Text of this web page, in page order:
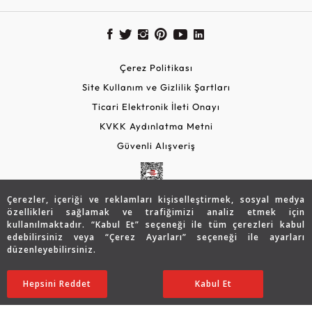
Çerezler, içeriği ve reklamları kişiselleştirmek, sosyal medya
özellikleri sağlamak ve trafiğimizi analiz etmek için
kullanılmaktadır. “Kabul Et” seçeneği ile tüm çerezleri kabul
edebilirsiniz veya “Çerez Ayarları” seçeneği ile ayarları
düzenleyebilirsiniz.
Ayarları Düzenle
Hepsini Reddet Kabul Et
26.940 TL
18.892TL SATIN ALIN
Çerez Politikası
Site Kullanım ve Gizlilik Şartları
Ticari Elektronik İleti Onayı
KVKK Aydınlatma Metni
Güvenli Alışveriş
Copyright © 2026 Assos Pırlanta - Bu sitenin tüm hakları